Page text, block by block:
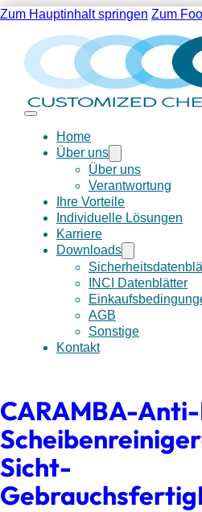
Zum Hauptinhalt springen Zum
Home
Über uns
Über uns
Verantwortung
Ihre Vorteile
Individuelle Lösungen
Karriere
Downloads
INCI Datenblätter
AGB
Sonstige
Kontakt
CARAMBA-
Sicht-